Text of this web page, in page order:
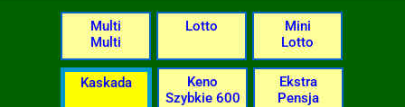
Multi
Multi
Lotto
Mini
Lotto
Kaskada
Keno
Szybkie 600
Ekstra
Pensja